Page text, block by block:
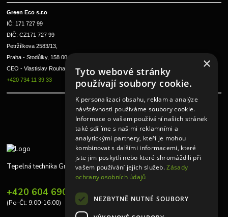
Green Eco s.r.o
IČ: 171 727 99
DIČ: CZ171 727 99
Petržílkova 2583/13,
Praha - Stodůlky, 158 00
CEO - Vlastislav Rouha ml.
+420 734 11 39 33
Tepelná technika Greeneco
+420 604 690 848
(Po-Čt: 9:00-16:00)
×
Tyto webové stránky
používají soubory cookie.
K personalizaci obsahu, reklam a analýze
návštěvnosti používáme soubory cookie.
Informace o vašem používání našich stránek
také sdílíme s našimi reklamními a
analytickými partnery, kteří je mohou
kombinovat s dalšími informacemi, které
jste jim poskytli nebo které shromáždili při
vašem používání jejich služeb.Zásady
ochrany osobních údajů
NEZBYTNĚ NUTNÉ SOUBORY